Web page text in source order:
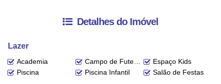
A disponibilidade e valores dos imóveis estão sujeitos a alteração sem
aviso prévio.
Detalhes do Imóvel
Lazer
Academia Campo de Futebol
Espaço Kids
Piscina
Piscina Infantil Salão de Festas